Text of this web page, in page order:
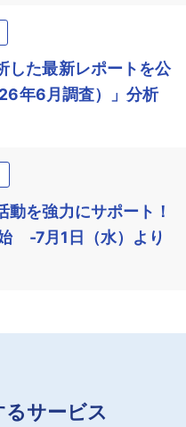
した最新レポートを公
年6月調査）」分析
を強力にサポート！
-7月1日（水）より
サービス